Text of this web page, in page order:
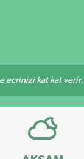
ecrinizi kat kat